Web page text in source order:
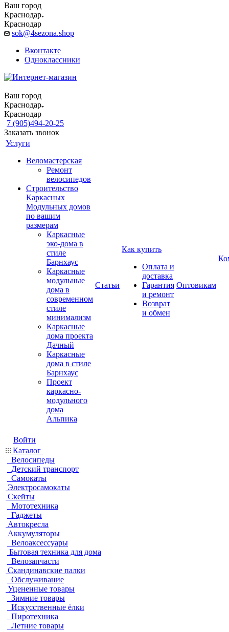
Ваш город
Краснодар
Краснодар
sok@4sezona.shop
Вконтакте
Одноклассники
Ваш город
Краснодар
Краснодар
7 (905)494-20-25
Заказать звонок
Услуги
Веломастерская
Ремонт
велосипедов
Строительство
Каркасных
Модульных домов
по вашим
размерам
Каркасные
эко-дома в
стиле
Барнхаус
Каркасные
модульные
дома в
современном
стиле
минимализм
Каркасные
дома проекта
Дачный
Каркасные
дома в стиле
Барнхаус
Проект
каркасно-
модульного
дома
Альпика
Статьи
Как купить
Оплата и
доставка
Гарантия
и ремонт
Возврат
и обмен
Оптовикам
Войти
Каталог
Велосипеды
Детский транспорт
Самокаты
Электросамокаты
Скейты
Мототехника
Гаджеты
Автокресла
Аккумуляторы
Велоаксессуары
Бытовая техника для дома
Велозапчасти
Скандинавские палки
Обслуживание
Уцененные товары
Зимние товары
Искусственные ёлки
Пиротехника
Летние товары